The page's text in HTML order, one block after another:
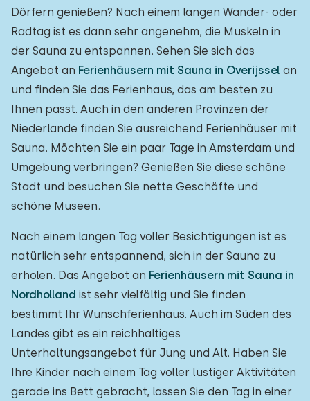
Dörfern genießen? Nach einem langen Wander- oder
Radtag ist es dann sehr angenehm, die Muskeln in
der Sauna zu entspannen. Sehen Sie sich das
Angebot an Ferienhäusern mit Sauna in Overijssel an
und finden Sie das Ferienhaus, das am besten zu
Ihnen passt. Auch in den anderen Provinzen der
Niederlande finden Sie ausreichend Ferienhäuser mit
Sauna. Möchten Sie ein paar Tage in Amsterdam und
Umgebung verbringen? Genießen Sie diese schöne
Stadt und besuchen Sie nette Geschäfte und
schöne Museen.
Nach einem langen Tag voller Besichtigungen ist es
natürlich sehr entspannend, sich in der Sauna zu
erholen. Das Angebot an Ferienhäusern mit Sauna in
Nordholland ist sehr vielfältig und Sie finden
bestimmt Ihr Wunschferienhaus. Auch im Süden des
Landes gibt es ein reichhaltiges
Unterhaltungsangebot für Jung und Alt. Haben Sie
Ihre Kinder nach einem Tag voller lustiger Aktivitäten
gerade ins Bett gebracht, lassen Sie den Tag in einer